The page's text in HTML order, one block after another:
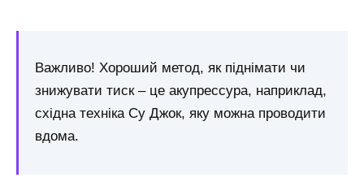
Важливо! Хороший метод, як піднімати чи
знижувати тиск – це акупрессура, наприклад,
східна техніка Су Джок, яку можна проводити
вдома.